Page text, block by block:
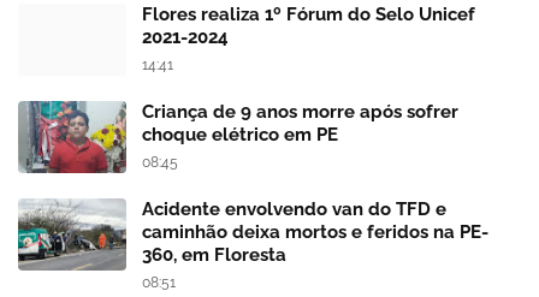
Flores realiza 1º Fórum do Selo Unicef
2021-2024
14:41
Criança de 9 anos morre após sofrer
choque elétrico em PE
08:45
Acidente envolvendo van do TFD e
caminhão deixa mortos e feridos na PE-
360, em Floresta
08:51